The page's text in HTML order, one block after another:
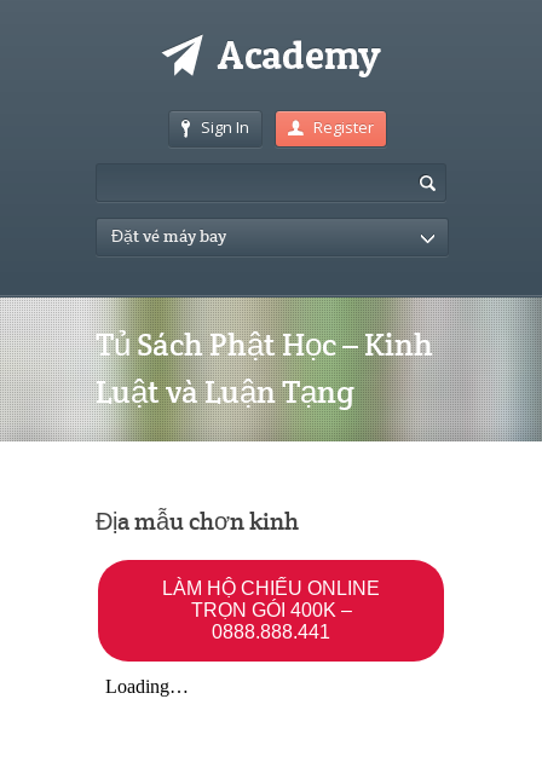
Sign In Register
Đặt vé máy bay
Tủ Sách Phật Học – Kinh
Luật và Luận Tạng
Địa mẫu chơn kinh
LÀM HỘ CHIẾU ONLINE
TRỌN GÓI 400K –
0888.888.441